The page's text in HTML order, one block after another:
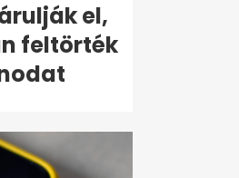
el,
feltörték